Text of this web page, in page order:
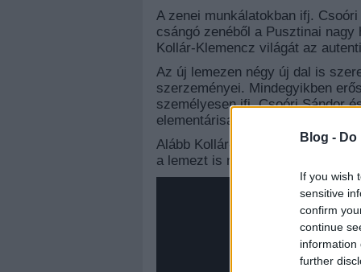
Blog -
If you wish
sensitive
confirm
continue
information
further
A zenei munkálatokban ifj.
csángó zenéből a Pusztinai
Kollár-Klemencz világát az
Az új lemezen négy új dal is
szerzeményei. Mindegyikben
személyesen ifj. Csoóri Sándor
elementárisak, és következetes
Alább Kollár-Klemencz minden
a lemezt is meg lehet hallgatni.